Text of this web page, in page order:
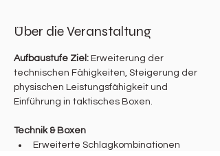
Über die Veranstaltung
Aufbaustufe Ziel: Erweiterung der
technischen Fähigkeiten, Steigerung der
physischen Leistungsfähigkeit und
Einführung in taktisches Boxen.
Technik & Boxen
Erweiterte Schlagkombinationen